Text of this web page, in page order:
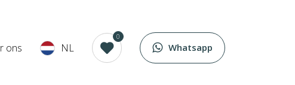
ons NL
0
Whatsapp